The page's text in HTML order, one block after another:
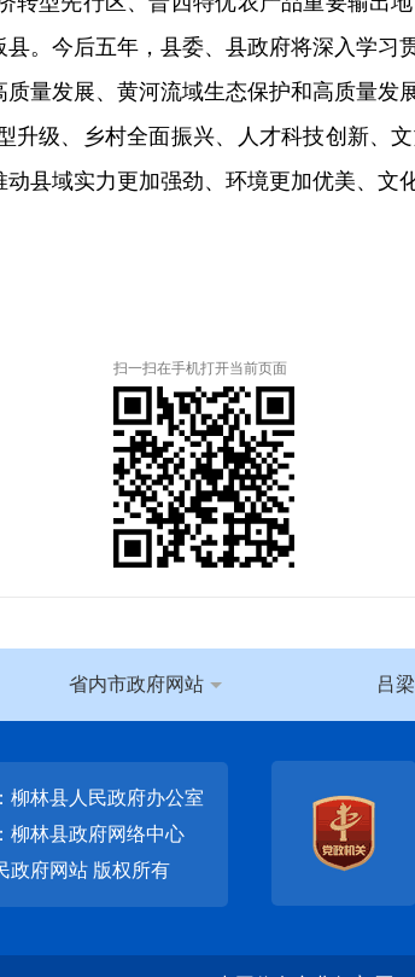
县。 今后五年， 县委、 县政府将深入学习
量发展、黄河流域生态保护和高质量发
级、乡村全面振兴、人才科技创新、
动县域实力更加强劲、环境更加优美、文
扫一扫在手机打开当前页面
省内市政府网站 吕
柳林县人民政府办公室
柳林县政府网络中心
政府网站 版权所有